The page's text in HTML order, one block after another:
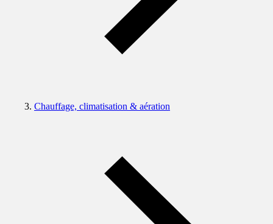
Chauffage, climatisation & aération